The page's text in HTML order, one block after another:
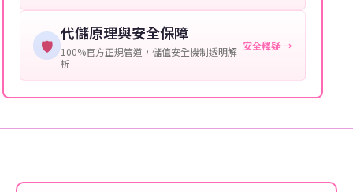
🛡️
代儲原理與安全保障
100%官方正規管道，儲值安全機制透明解
析
安全釋疑 →